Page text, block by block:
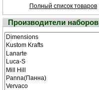
Полный список товаров
Производители наборов